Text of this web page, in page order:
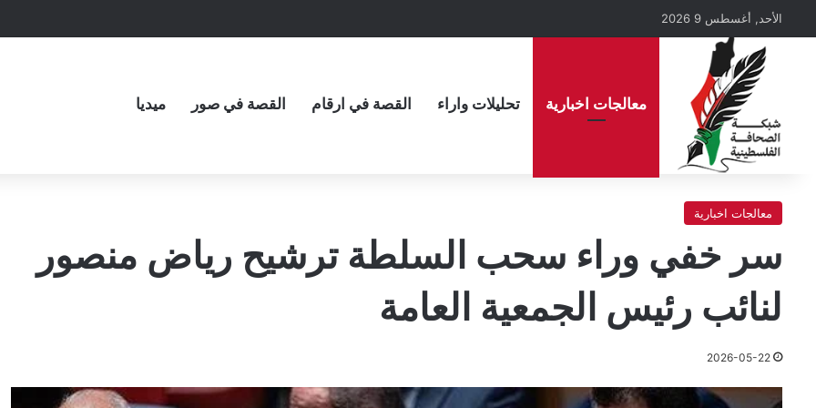
الأحد, أغسطس 9 2026
معالجات اخبارية تحليلات واراء القصة في ارقام القصة في صور ميديا
معالجات اخبارية
سر خفي وراء سحب السلطة ترشيح رياض منصور
لنائب رئيس الجمعية العامة
2026-05-22